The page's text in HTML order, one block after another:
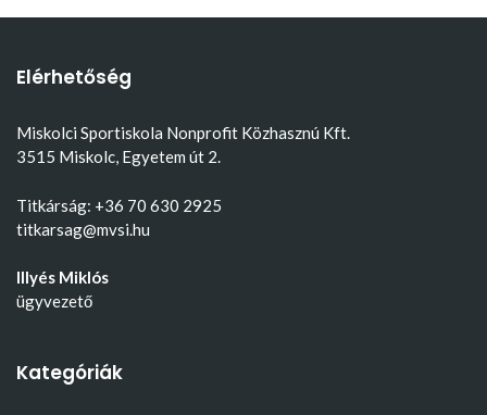
Elérhetőség
Miskolci Sportiskola Nonprofit Közhasznú Kft.
3515 Miskolc, Egyetem út 2.
Titkárság: +36 70 630 2925
titkarsag@mvsi.hu
Illyés Miklós
ügyvezető
Kategóriák